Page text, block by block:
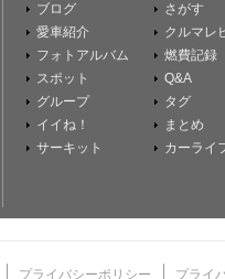
ブログ
愛車紹介
フォトアルバム
スポット
グループ
イイね！
サーキット
さがす
クルマレ
燃費記録
Q&A
タグ
まとめ
カーライ
プライバシーポリシー プライ